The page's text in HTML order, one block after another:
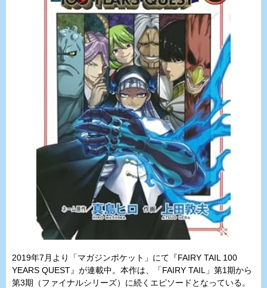
2019年7月より「マガジンポケット」にて『FAIRY TAIL 100
YEARS QUEST』が連載中。本作は、「FAIRY TAIL」第1期から
第3期（ファイナルシリーズ）に続くエピソードとなっている。